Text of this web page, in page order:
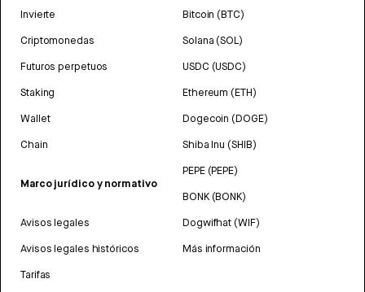
Invierte
Criptomonedas
Futuros perpetuos
Staking
Wallet
Chain
Marco jurídico y normativo
Avisos legales
Avisos legales históricos
Tarifas
Bitcoin (BTC)
Solana (SOL)
USDC (USDC)
Ethereum (ETH)
Dogecoin (DOGE)
Shiba Inu (SHIB)
PEPE (PEPE)
BONK (BONK)
Dogwifhat (WIF)
Más información